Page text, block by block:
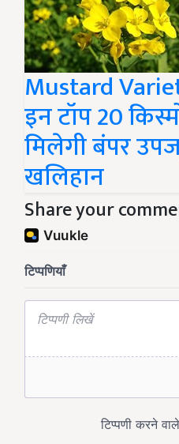
Mustard
इन टॉप 20
मिलेगी बंपर
खलिहान
Share your